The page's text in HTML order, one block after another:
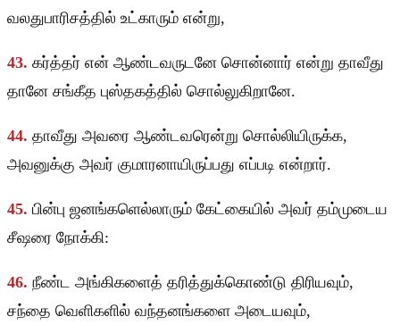
வலதுபாரிசத்தில் உட்காரும் என்று,
43. கர்த்தர் என் ஆண்டவருடனே சொன்னார் என்று தாவீது
தானே சங்கீத புஸ்தகத்தில் சொல்லுகிறானே.
44. தாவீது அவரை ஆண்டவரென்று சொல்லியிருக்க,
அவனுக்கு அவர் குமாரனாயிருப்பது எப்படி என்றார்.
45. பின்பு ஜனங்களெல்லாரும் கேட்கையில் அவர் தம்முடைய
சீஷரை நோக்கி:
46. நீண்ட அங்கிகளைத் தரித்துக்கொண்டு திரியவும்,
சந்தை வெளிகளில் வந்தனங்களை அடையவும்,